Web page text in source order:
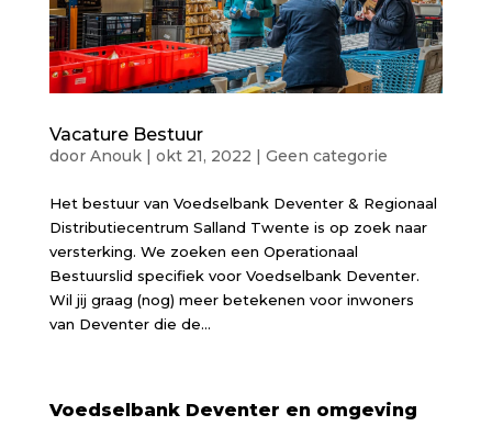
Vacature Bestuur
door Anouk| okt 21, 2022 | Geen categorie
Het bestuur van Voedselbank Deventer & Regionaal
Distributiecentrum Salland Twente is op zoek naar
versterking. We zoeken een Operationaal
Bestuurslid specifiek voor Voedselbank Deventer.
Wil jij graag (nog) meer betekenen voor inwoners
van Deventer die de...
Voedselbank Deventer en omgeving